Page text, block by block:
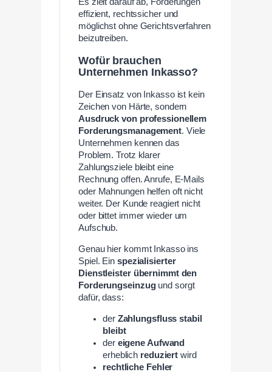
effizient, rechtssicher und
möglichst ohne Gerichtsverfahren
beizutreiben.
Wofür brauchen
Unternehmen Inkasso?
Der Einsatz von Inkasso ist kein
Zeichen von Härte, sondern
Ausdruck von professionellem
Forderungsmanagement. Viele
Unternehmen kennen das
Problem. Trotz klarer
Zahlungsziele bleibt eine
Rechnung offen. Anrufe, E-Mails
oder Mahnungen helfen oft nicht
weiter. Der Kunde reagiert nicht
oder bittet immer wieder um
Aufschub.
Genau hier kommt Inkasso ins
Spiel. Ein spezialisierter
Dienstleister übernimmt den
Forderungseinzugund sorgt
dafür, dass:
der Zahlungsfluss stabil
bleibt
der eigene Aufwand
erheblich reduziertwird
rechtliche Fehler